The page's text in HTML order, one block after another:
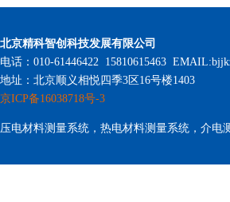
北京精科智创科技发展有限公司
电话：010-61446422 15810615463
地址：北京顺义相悦四季3区16号楼1403
京ICP备16038718号-3
压电材料测量系统，热电材料测量系统，介